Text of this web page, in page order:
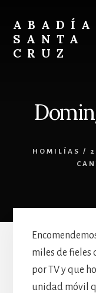
content
footer
ABADÍA
SANTA
CRUZ
HOMILÍAS /
miles de fieles
por TV y que
unidad móvil